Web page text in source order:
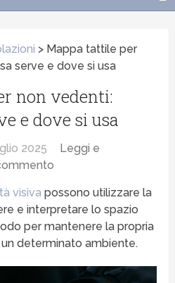
> Mappa tattile per
serve e dove si usa
non vedenti:
e dove si usa
2025
Leggi e
visiva possono utilizzare la
e interpretare lo spazio
per mantenere la propria
un determinato ambiente.